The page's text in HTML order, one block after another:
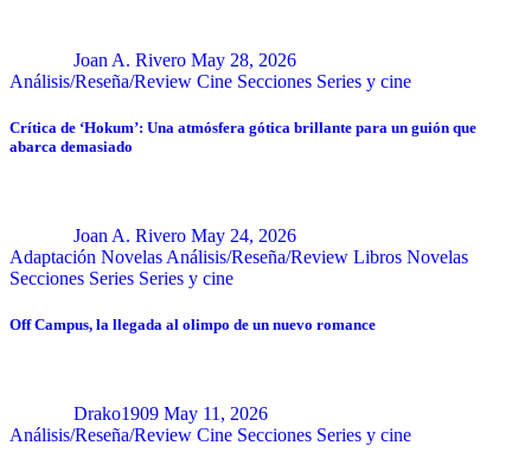
Joan A. Rivero May 28, 2026
Análisis/Reseña/Review Cine Secciones Series y cine
Crítica de ‘Hokum’: Una atmósfera gótica brillante para un guión que
abarca demasiado
Joan A. Rivero May 24, 2026
Adaptación Novelas Análisis/Reseña/Review Libros Novelas
Secciones Series Series y cine
Off Campus, la llegada al olimpo de un nuevo romance
Drako1909 May 11, 2026
Análisis/Reseña/Review Cine Secciones Series y cine